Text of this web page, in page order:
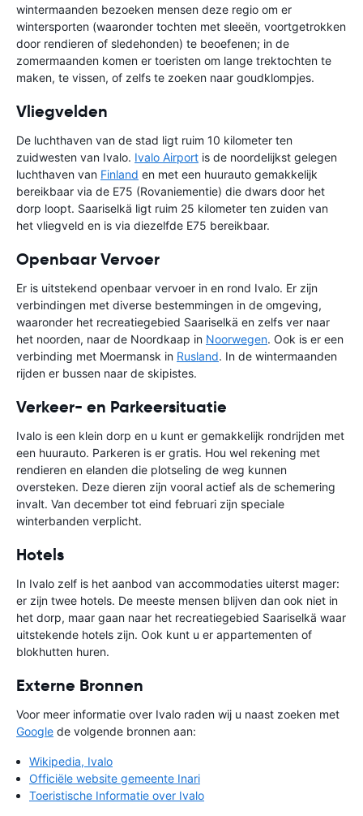
wintermaanden bezoeken mensen deze regio om er
wintersporten (waaronder tochten met sleeën, voortgetrokken
door rendieren of sledehonden) te beoefenen; in de
zomermaanden komen er toeristen om lange trektochten te
maken, te vissen, of zelfs te zoeken naar goudklompjes.
Vliegvelden
De luchthaven van de stad ligt ruim 10 kilometer ten
zuidwesten van Ivalo. Ivalo Airport is de noordelijkst gelegen
luchthaven van Finland en met een huurauto gemakkelijk
bereikbaar via de E75 (Rovaniementie) die dwars door het
dorp loopt. Saariselkä ligt ruim 25 kilometer ten zuiden van
het vliegveld en is via diezelfde E75 bereikbaar.
Openbaar Vervoer
Er is uitstekend openbaar vervoer in en rond Ivalo. Er zijn
verbindingen met diverse bestemmingen in de omgeving,
waaronder het recreatiegebied Saariselkä en zelfs ver naar
het noorden, naar de Noordkaap in Noorwegen. Ook is er een
verbinding met Moermansk in Rusland. In de wintermaanden
rijden er bussen naar de skipistes.
Verkeer- en Parkeersituatie
Ivalo is een klein dorp en u kunt er gemakkelijk rondrijden met
een huurauto. Parkeren is er gratis. Hou wel rekening met
rendieren en elanden die plotseling de weg kunnen
oversteken. Deze dieren zijn vooral actief als de schemering
invalt. Van december tot eind februari zijn speciale
winterbanden verplicht.
Hotels
In Ivalo zelf is het aanbod van accommodaties uiterst mager:
er zijn twee hotels. De meeste mensen blijven dan ook niet in
het dorp, maar gaan naar het recreatiegebied Saariselkä waar
uitstekende hotels zijn. Ook kunt u er appartementen of
blokhutten huren.
Externe Bronnen
Voor meer informatie over Ivalo raden wij u naast zoeken met
Google de volgende bronnen aan:
Wikipedia, Ivalo
Officiële website gemeente Inari
Toeristische Informatie over Ivalo